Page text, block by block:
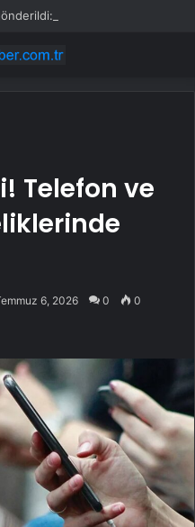
Telefon ve
6, 2026 0 0